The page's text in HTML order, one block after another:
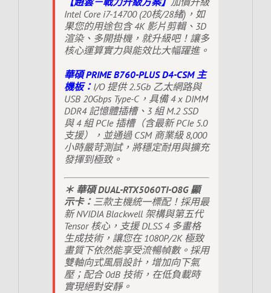
Intel Core i7-14700 (20核/28緒)，如
果您的用途包含 4K 影片剪輯、3D
渲染、多開掛機，就升級吧！讓多
核心運算實力與能效比大幅躍進。
華碩 PRIME B760-PLUS D4-CSM 主
機板： I/O 提供 2.5Gb 乙太網路與
USB 20Gbps Type-C，具備 4 x DIMM
DDR4 記憶體插槽、3 組 M.2 SSD
與 4 組 PCIe 插槽（含最新 PCIe 5.0
支援），並通過 CSM 商業級 8,000
小時嚴苛測試，將穩定耐用與擴充
發揮到極致。
＊ 華碩 DUAL-RTX5060TI-O8G 顯
示卡： 三款主機統一標配！採用最
新 NVIDIA Blackwell 架構與第五代
Tensor 核心，支援 DLSS 4 多畫格
生成技術，讓您在 1080P/2K 極致
畫質下依然能享受流暢幀數。採用
雙軸向式風扇設計，增加向下氣
壓；配合 0dB 技術，在低負載時
實現絕對安靜。